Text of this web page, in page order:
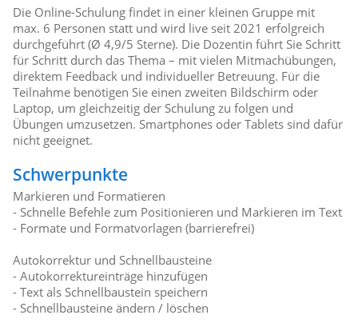
Die Online-Schulung findet in einer kleinen Gruppe mit
max. 6 Personen statt und wird live seit 2021 erfolgreich
durchgeführt (Ø 4,9/5 Sterne). Die Dozentin führt Sie Schritt
für Schritt durch das Thema – mit vielen Mitmachübungen,
direktem Feedback und individueller Betreuung. Für die
Teilnahme benötigen Sie einen zweiten Bildschirm oder
Laptop, um gleichzeitig der Schulung zu folgen und
Übungen umzusetzen. Smartphones oder Tablets sind dafür
nicht geeignet.
Schwerpunkte
Markieren und Formatieren
- Schnelle Befehle zum Positionieren und Markieren im Text
- Formate und Formatvorlagen (barrierefrei)
Autokorrektur und Schnellbausteine
- Autokorrektureinträge hinzufügen
- Text als Schnellbaustein speichern
- Schnellbausteine ändern / löschen